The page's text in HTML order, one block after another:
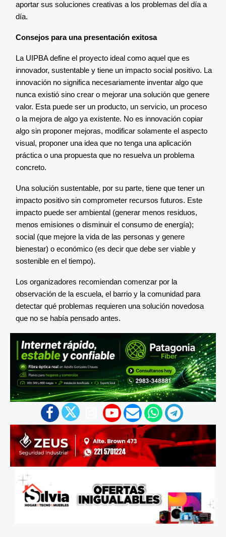
aportar sus soluciones creativas a los problemas del día a
día.
Consejos para una presentación exitosa
La UIPBA define el proyecto ideal como aquel que es
innovador, sustentable y tiene un impacto social positivo. La
innovación no significa necesariamente inventar algo que
nunca existió sino crear o mejorar una solución que genere
valor. Esta puede ser un producto, un servicio, un proceso
o la mejora de algo ya existente. No es innovación copiar
algo sin proponer mejoras, modificar solamente el aspecto
visual, proponer una idea que no tenga una aplicación
práctica o una propuesta que no resuelva un problema
concreto.
Una solución sustentable, por su parte, tiene que tener un
impacto positivo sin comprometer recursos futuros. Este
impacto puede ser ambiental (generar menos residuos,
menos emisiones o disminuir el consumo de energía);
social (que mejore la vida de las personas y genere
bienestar) o económico (es decir que debe ser viable y
sostenible en el tiempo).
Los organizadores recomiendan comenzar por la
observación de la escuela, el barrio y la comunidad para
detectar qué problemas requieren una solución novedosa
que no se había pensado antes.